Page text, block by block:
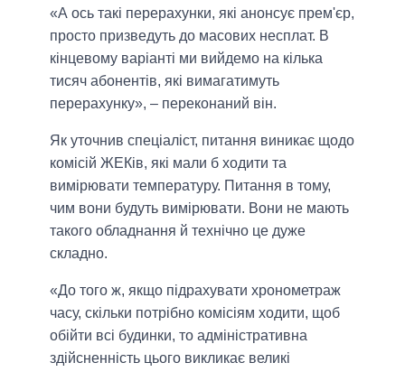
«А ось такі перерахунки, які анонсує прем'єр,
просто призведуть до масових несплат. В
кінцевому варіанті ми вийдемо на кілька
тисяч абонентів, які вимагатимуть
перерахунку», – переконаний він.
Як уточнив спеціаліст, питання виникає щодо
комісій ЖЕКів, які мали б ходити та
вимірювати температуру. Питання в тому,
чим вони будуть вимірювати. Вони не мають
такого обладнання й технічно це дуже
складно.
«До того ж, якщо підрахувати хронометраж
часу, скільки потрібно комісіям ходити, щоб
обійти всі будинки, то адміністративна
здійсненність цього викликає великі